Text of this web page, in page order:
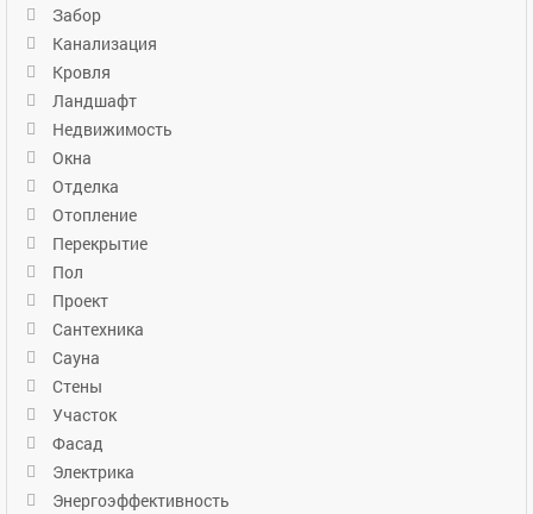
Забор
Канализация
Кровля
Ландшафт
Недвижимость
Окна
Отделка
Отопление
Перекрытие
Пол
Проект
Сантехника
Сауна
Стены
Участок
Фасад
Электрика
Энергоэффективность